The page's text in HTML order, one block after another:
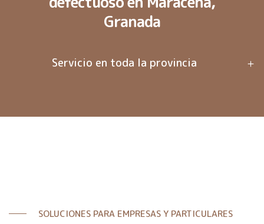
Granada
Servicio en toda la provincia
SOLUCIONES PARA EMPRESAS Y PARTICULARES